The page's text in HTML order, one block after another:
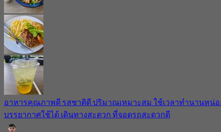
อาหารคุณภาพดี รสชาติดี ปริมาณเหมาะสม ใช้เวลาทำนานหน่
บรรยากาศใช้ได้ เดินทางสะดวก ที่จอดรถสะดวกดี